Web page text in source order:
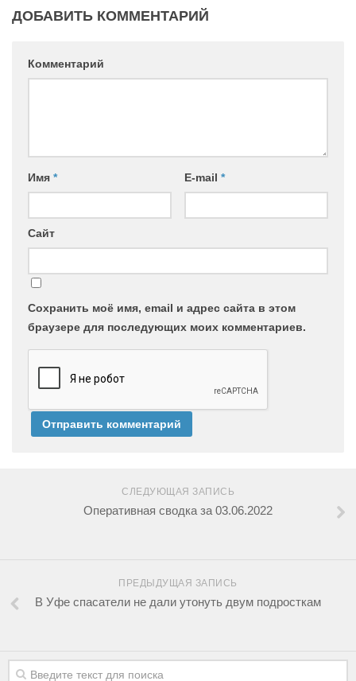
ДОБАВИТЬ КОММЕНТАРИЙ
Комментарий
Имя * E-mail *
Сайт
Сохранить моё имя, email и адрес сайта в этом
браузере для последующих моих комментариев.
СЛЕДУЮЩАЯ ЗАПИСЬ
Оперативная сводка за 03.06.2022
ПРЕДЫДУЩАЯ ЗАПИСЬ
В Уфе спасатели не дали утонуть двум подросткам